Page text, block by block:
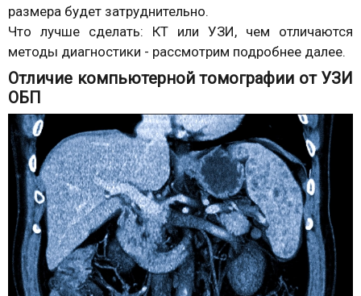
размера будет затруднительно.
Что лучше сделать: КТ или УЗИ, чем отличаются
методы диагностики - рассмотрим подробнее далее.
Отличие компьютерной томографии от УЗИ
ОБП